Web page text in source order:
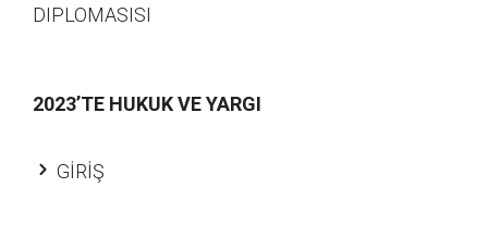
DIPLOMASISI
2023’TE HUKUK VE YARGI
GİRİŞ